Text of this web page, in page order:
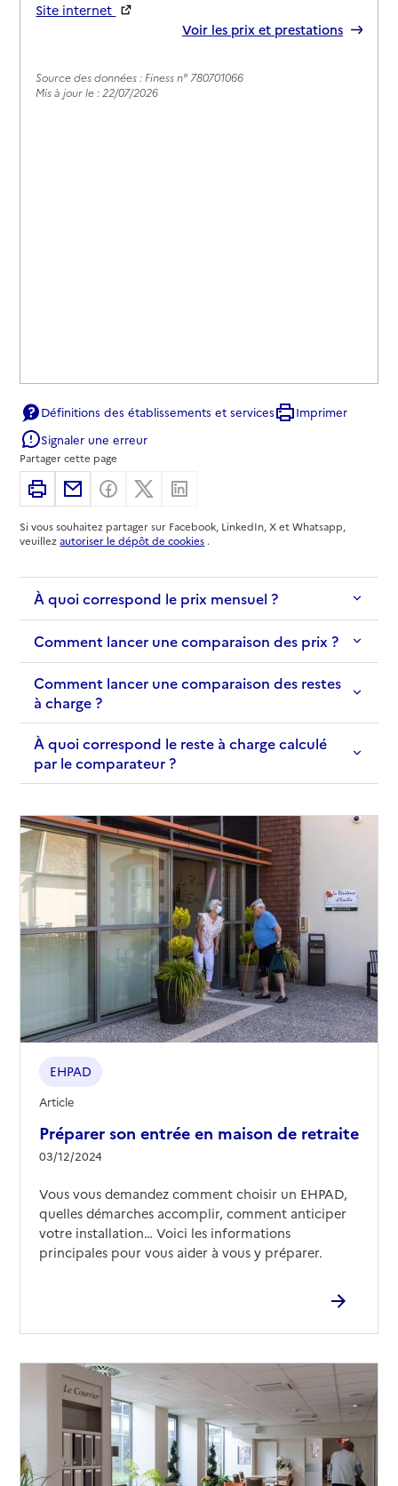
Site internet
Voir les prix et prestations
Source des données : Finess n° 780701066
Mis à jour le : 22/07/2026
Définitions des établissements et services
Imprimer
Signaler une erreur
Partager cette page
ImprimerPartager par email
Partager sur Facebook
Partager sur X
Si vous souhaitez partager sur Facebook, LinkedIn, X et Whatsapp,
veuillezautoriser le dépôt de cookies .
À quoi correspond le prix mensuel ?
Comment lancer une comparaison des prix ?
Comment lancer une comparaison des restes
à charge ?
À quoi correspond le reste à charge calculé
par le comparateur ?
Préparer son entrée en maison de retraite
03/12/2024
EHPAD
Article
Vous vous demandez comment choisir un EHPAD,
quelles démarches accomplir, comment anticiper
votre installation… Voici les informations
principales pour vous aider à vous y préparer.